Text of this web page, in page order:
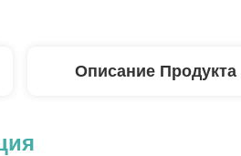
Описание Продукта